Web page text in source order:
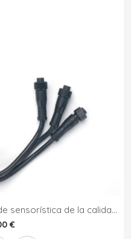
sensorística de la calidad
IOT
€